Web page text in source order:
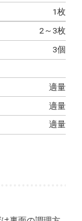
1枚
2～3枚
3個
適量
適量
適量